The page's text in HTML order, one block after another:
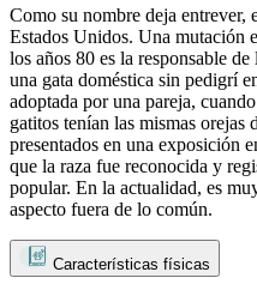
Como su nombre deja
Estados Unidos. Una mutación
los años 80 es la responsable
una gata doméstica sin pedigrí
adoptada por una pareja,
gatitos tenían las mismas orejas
presentados en una exposición
que la raza fue reconocida y
popular. En la actualidad, es
aspecto fuera de lo común.
Características físicas